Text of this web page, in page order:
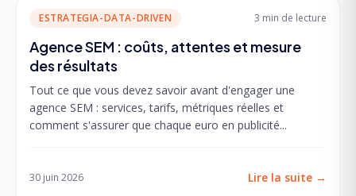
ESTRATEGIA-DATA-DRIVEN 3 min de lecture
Agence SEM : coûts, attentes et mesure
des résultats
Tout ce que vous devez savoir avant d'engager une
agence SEM : services, tarifs, métriques réelles et
comment s'assurer que chaque euro en publicité...
30 juin 2026 Lire la suite →